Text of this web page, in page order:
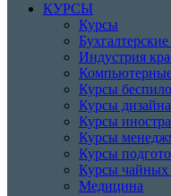
КУРСЫ
Курсы
Индустрия
Курсы
Курсы дизайна
Курсы
Курсы
Курсы
Курсы чайных
Медицина